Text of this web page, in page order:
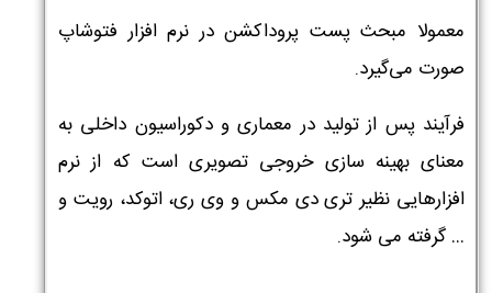
معمولا مبحث پست پروداکشن در نرم افزار فتوشاپ
صورت می‌گیرد.
فرآیند پس از تولید در معماری و دکوراسیون داخلی به
معنای بهینه سازی خروجی تصویری است که از نرم
افزارهایی نظیر تری دی مکس و وی ری، اتوکد، رویت و
… گرفته می شود.